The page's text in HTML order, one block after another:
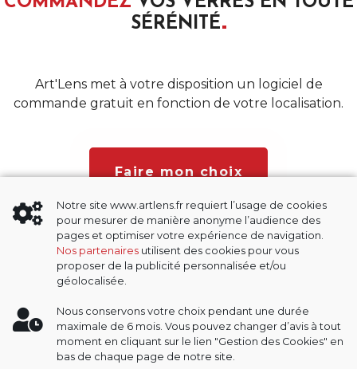
Notre site www.artlens.fr requiert l’usage de cookies
pour mesurer de manière anonyme l’audience des
pages et optimiser votre expérience de navigation.
Nos partenaires utilisent des cookies pour vous
proposer de la publicité personnalisée et/ou
géolocalisée.
Nous conservons votre choix pendant une durée
maximale de 6 mois. Vous pouvez changer d’avis à tout
moment en cliquant sur le lien "Gestion des Cookies" en
bas de chaque page de notre site.
SÉRÉNITÉ
Art'Lens met à votre disposition un logiciel de
commande gratuit en fonction de votre localisation.
Faire mon choix
MENTIONS LÉGALES
POLITIQUE DE CONFIDENTIALITÉ
GESTION DES COOKIES